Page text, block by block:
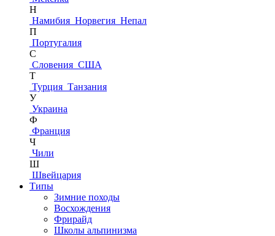
Н
Намибия Норвегия Непал
П
Португалия
С
Словения США
Т
Турция Танзания
У
Украина
Ф
Франция
Ч
Чили
Ш
Швейцария
Типы
Зимние походы
Восхождения
Фрирайд
Школы альпинизма